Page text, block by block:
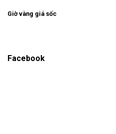
Giờ vàng giá sốc
Facebook